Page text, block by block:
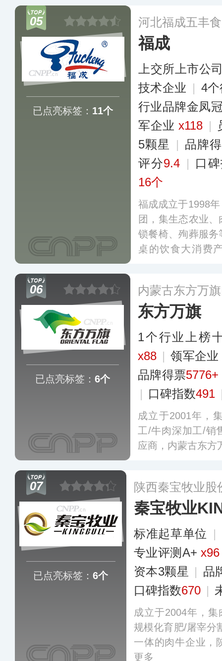
05
已点亮标签： 11个
河北福成五丰
福成
上交所上市公
技术企业 | 4
行业品牌金凤
军企业x118 |
5颗星
| 品牌
评分9.4 | 口
16个
福成成立于1998
团，集生态农业
锁餐椅、殉葬服
桌的饮食大消费
交所主板上市（
06
已点亮标签： 6个
内蒙古东方万
东方万旗
1个行业上榜
x88 | 领军企业
品牌得票5776+
| 口碑指数491
成立于2001年，
工/牛肉深加工/销
应商，内蒙古东
07
已点亮标签： 6个
陕西秦宝牧业股
秦宝牧业
标准起草单位 |
专业评测A+ x96
资本3颗星 | 品
口碑指数670 |
成立于2004年，
规模化育肥/屠宰分
一体的肉牛企业，
更多